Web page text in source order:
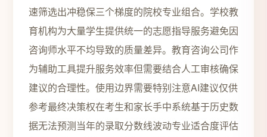
速筛选出冲稳保三个梯度的院校专业组合。学校教
育机构为大量学生提供统一的志愿指导服务避免因
咨询师水平不均导致的质量差异。教育咨询公司作
为辅助工具提升服务效率但需要结合人工审核确保
建议的合理性。使用边界需要特别注意AI建议仅供
参考最终决策权在考生和家长手中系统基于历史数
据无法预测当年的录取分数线波动专业适合度评估